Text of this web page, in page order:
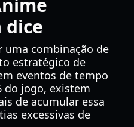
dice
uma combinação de
estratégico de
eventos de tempo
do jogo, existem
de acumular essa
excessivas de